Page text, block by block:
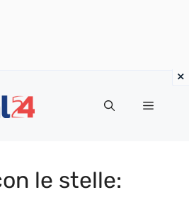
Menu
le stelle: